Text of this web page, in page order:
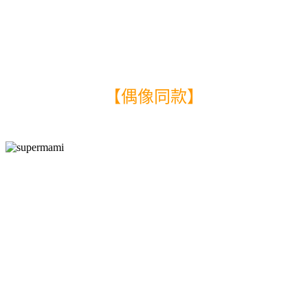
【偶像同款】